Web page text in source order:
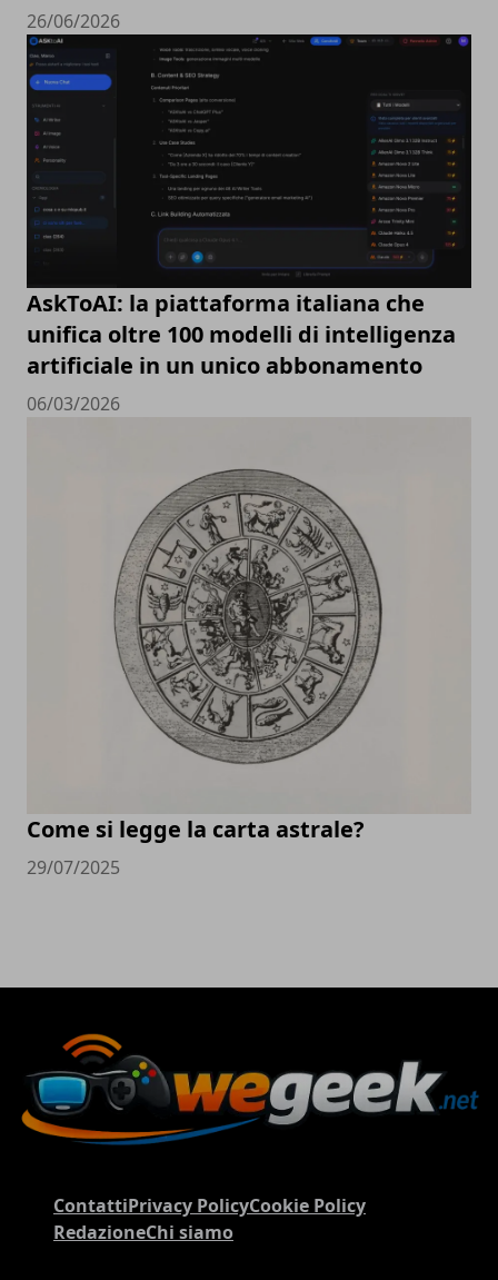
26/06/2026
AskToAI: la piattaforma italiana che
unifica oltre 100 modelli di intelligenza
artificiale in un unico abbonamento
06/03/2026
Come si legge la carta astrale?
29/07/2025
ContattiPrivacy PolicyCookie Policy
RedazioneChi siamo